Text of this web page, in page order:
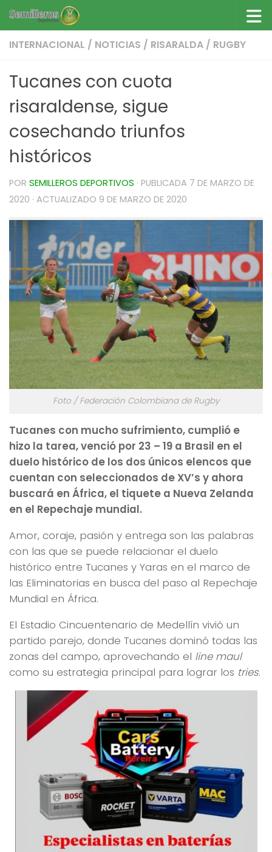
Saltar al contenido
INTERNACIONAL / NOTICIAS / RISARALDA / RUGBY
Tucanes con cuota
risaraldense, sigue
cosechando triunfos
históricos
POR SEMILLEROS DEPORTIVOS · PUBLICADA 7 DE MARZO DE
2020 · ACTUALIZADO 9 DE MARZO DE 2020
Foto / Federación Colombiana de Rugby
Tucanes con mucho sufrimiento, cumplió e
hizo la tarea, venció por 23 – 19 a Brasil en el
duelo histórico de los dos únicos elencos que
cuentan con seleccionados de XV’s y ahora
buscará en África, el tiquete a Nueva Zelanda
en el Repechaje mundial.
Amor, coraje, pasión y entrega son las palabras
con las que se puede relacionar el duelo
histórico entre Tucanes y Yaras en el marco de
las Eliminatorias en busca del paso al Repechaje
Mundial en África.
El Estadio Cincuentenario de Medellín vivió un
partido parejo, donde Tucanes dominó todas las
zonas del campo, aprovechando el line maul
como su estrategia principal para lograr los tries.